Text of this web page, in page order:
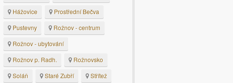
Hážovice
Prostřední Bečva
Pustevny
Rožnov - centrum
Rožnov - ubytování
Rožnov p. Radh.
Rožnovsko
Soláň
Staré Zubří
Střítež